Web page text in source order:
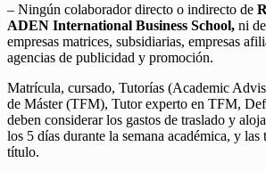
– Ningún colaborador directo o indirecto de
ADEN International Business School, ni
empresas matrices, subsidiarias, empresas
agencias de publicidad y promoción.
Matrícula, cursado, Tutorías (Academic
de Máster (TFM), Tutor experto en TFM,
deben considerar los gastos de traslado y
los 5 días durante la semana académica, y las
título.